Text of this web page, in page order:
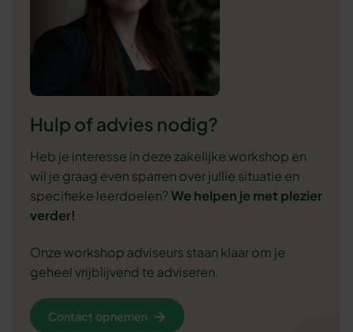
Hulp of advies nodig?
Heb je interesse in deze zakelijke workshop en
wil je graag even sparren over jullie situatie en
specifieke leerdoelen?We helpen je met plezier
verder!
Onze workshop adviseurs staan klaar om je
geheel vrijblijvend te adviseren.
Contact opnemen